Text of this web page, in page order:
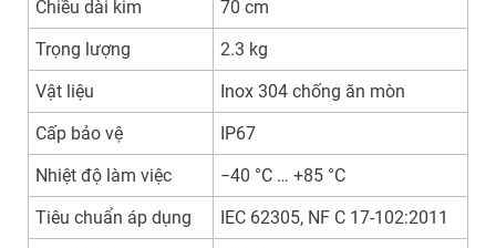
Chiều dài kim
70 cm
Trọng lượng
2.3 kg
Vật liệu
Inox 304 chống ăn mòn
Cấp bảo vệ
IP67
Nhiệt độ làm việc
−40 °C … +85 °C
Tiêu chuẩn áp dụng
IEC 62305, NF C 17-102:2011